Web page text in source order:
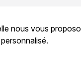
nous vous